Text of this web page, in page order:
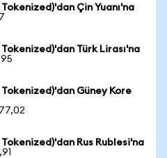
Çin Yuanı'na
Türk Lirası'na
Güney Kore
Rus Rublesi'na